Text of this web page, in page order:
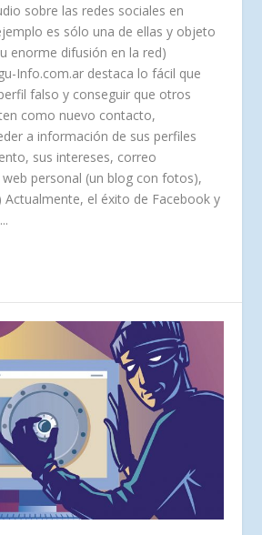
sobre las redes sociales en
es sólo una de ellas y objeto
enorme difusión en la red)
Info.com.ar destaca lo fácil que
falso y conseguir que otros
como nuevo contacto,
a información de sus perfiles
sus intereses, correo
personal (un blog con fotos),
el éxito de Facebook y